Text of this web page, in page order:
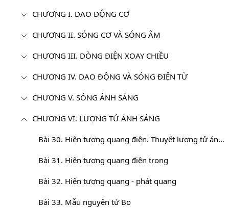
CHƯƠNG I. DAO ĐỘNG CƠ
CHƯƠNG II. SÓNG CƠ VÀ SÓNG ÂM
CHƯƠNG III. DÒNG ĐIỆN XOAY CHIỀU
CHƯƠNG IV. DAO ĐỘNG VÀ SÓNG ĐIỆN TỪ
CHƯƠNG V. SÓNG ÁNH SÁNG
CHƯƠNG VI. LƯỢNG TỬ ÁNH SÁNG
Bài 30. Hiện tượng quang điện. Thuyết lượng tử ánh sáng
Bài 31. Hiện tượng quang điện trong
Bài 32. Hiện tượng quang - phát quang
Bài 33. Mẫu nguyên tử Bo